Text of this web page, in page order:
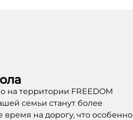
на территории FREEDOM
семьи станут более
на дорогу, что особенно